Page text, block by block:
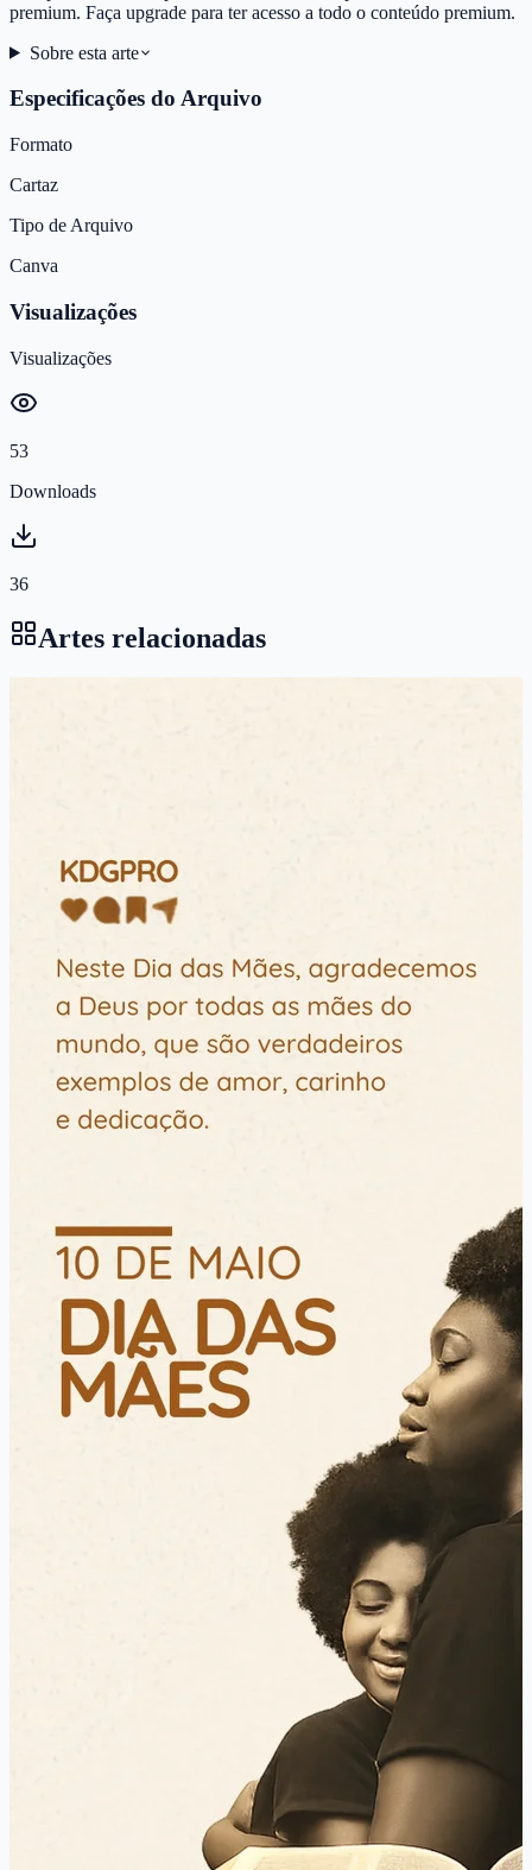
premium. Faça upgrade para ter acesso a todo o conteúdo premium.
Sobre esta arte
Especificações do Arquivo
Formato
Cartaz
Tipo de Arquivo
Canva
Visualizações
Visualizações
53
Downloads
36
Artes relacionadas